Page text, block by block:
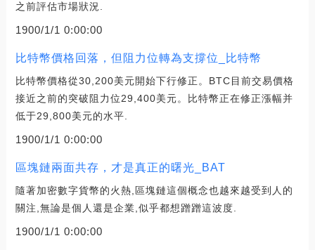
之前評估市場狀況.
1900/1/1 0:00:00
比特幣價格回落，但阻力位轉為支撐位_比特幣
比特幣價格從30,200美元開始下行修正。BTC目前交易價格
接近之前的突破阻力位29,400美元。比特幣正在修正漲幅并
低于29,800美元的水平.
1900/1/1 0:00:00
區塊鏈兩面共存，才是真正的曙光_BAT
隨著加密數字貨幣的火熱,區塊鏈這個概念也越來越受到人的
關注,無論是個人還是企業,似乎都想蹭蹭這波度.
1900/1/1 0:00:00